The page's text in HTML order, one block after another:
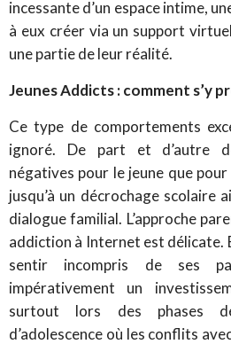
incessante d’un espace intime,
à eux créer via un support
une partie de leur réalité.
Jeunes Addicts : comment s’y
Ce type de comportements
ignoré. De part et d’autre
négatives pour le jeune que
jusqu’à un décrochage scolaire
dialogue familial. L’approche
addiction à Internet est délicate.
sentir incompris de ses
impérativement un
surtout lors des phases
d’adolescence où les conflits